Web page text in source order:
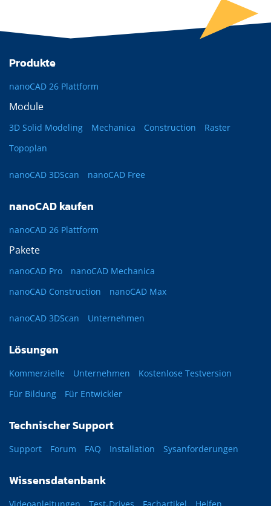
Produkte
nanoCAD 26 Plattform
Module
3D Solid Modeling Mechanica Construction
Raster
Topoplan
nanoCAD 3DScan nanoCAD Free
nanoCAD kaufen
nanoCAD 26 Plattform
Pakete
nanoCAD Pro
nanoCAD Mechanica
nanoCAD Construction
nanoCAD Max
nanoCAD 3DScan Unternehmen
Lösungen
Kommerzielle Unternehmen
Kostenlose Testversion
Für Bildung
Für Entwickler
Technischer Support
Support Forum FAQ Installation Sysanforderungen
Wissensdatenbank